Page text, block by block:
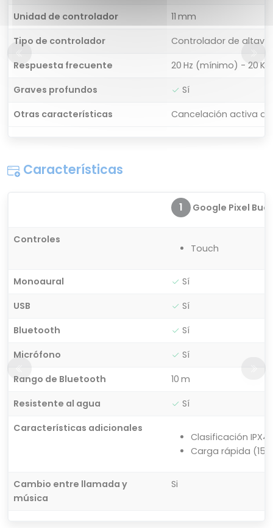
Unidad de controlador
11 mm
Tipo de controlador
Controlador de
Respuesta frecuente
20 Hz (mínimo) - 20
Graves profundos
Sí
Otras características
Cancelación activa
Características
1 Google Pixel
Controles
Touch
Monoaural
Sí
USB
Sí
Bluetooth
Sí
Micrófono
Sí
Rango de Bluetooth
10 m
Resistente al agua
Sí
Características adicionales
Clasificación IPX4
Carga rápida (15
Cambio entre llamada y
música
Si